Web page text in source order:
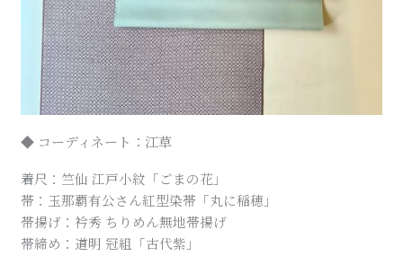
◆ コーディネート：江草
着尺：竺仙 江戸小紋「ごまの花」
帯：玉那覇有公さん紅型染帯「丸に稲穂」
帯揚げ：衿秀 ちりめん無地帯揚げ
帯締め：道明 冠組「古代紫」